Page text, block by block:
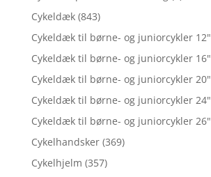
Cykeldæk (843)
Cykeldæk til børne- og juniorcykler 12"
Cykeldæk til børne- og juniorcykler 16"
Cykeldæk til børne- og juniorcykler 20"
Cykeldæk til børne- og juniorcykler 24"
Cykeldæk til børne- og juniorcykler 26"
Cykelhandsker (369)
Cykelhjelm (357)